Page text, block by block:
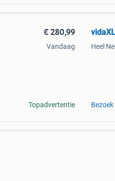
€ 280,99
Vandaag
Topadvertentie
vidaXL
Heel